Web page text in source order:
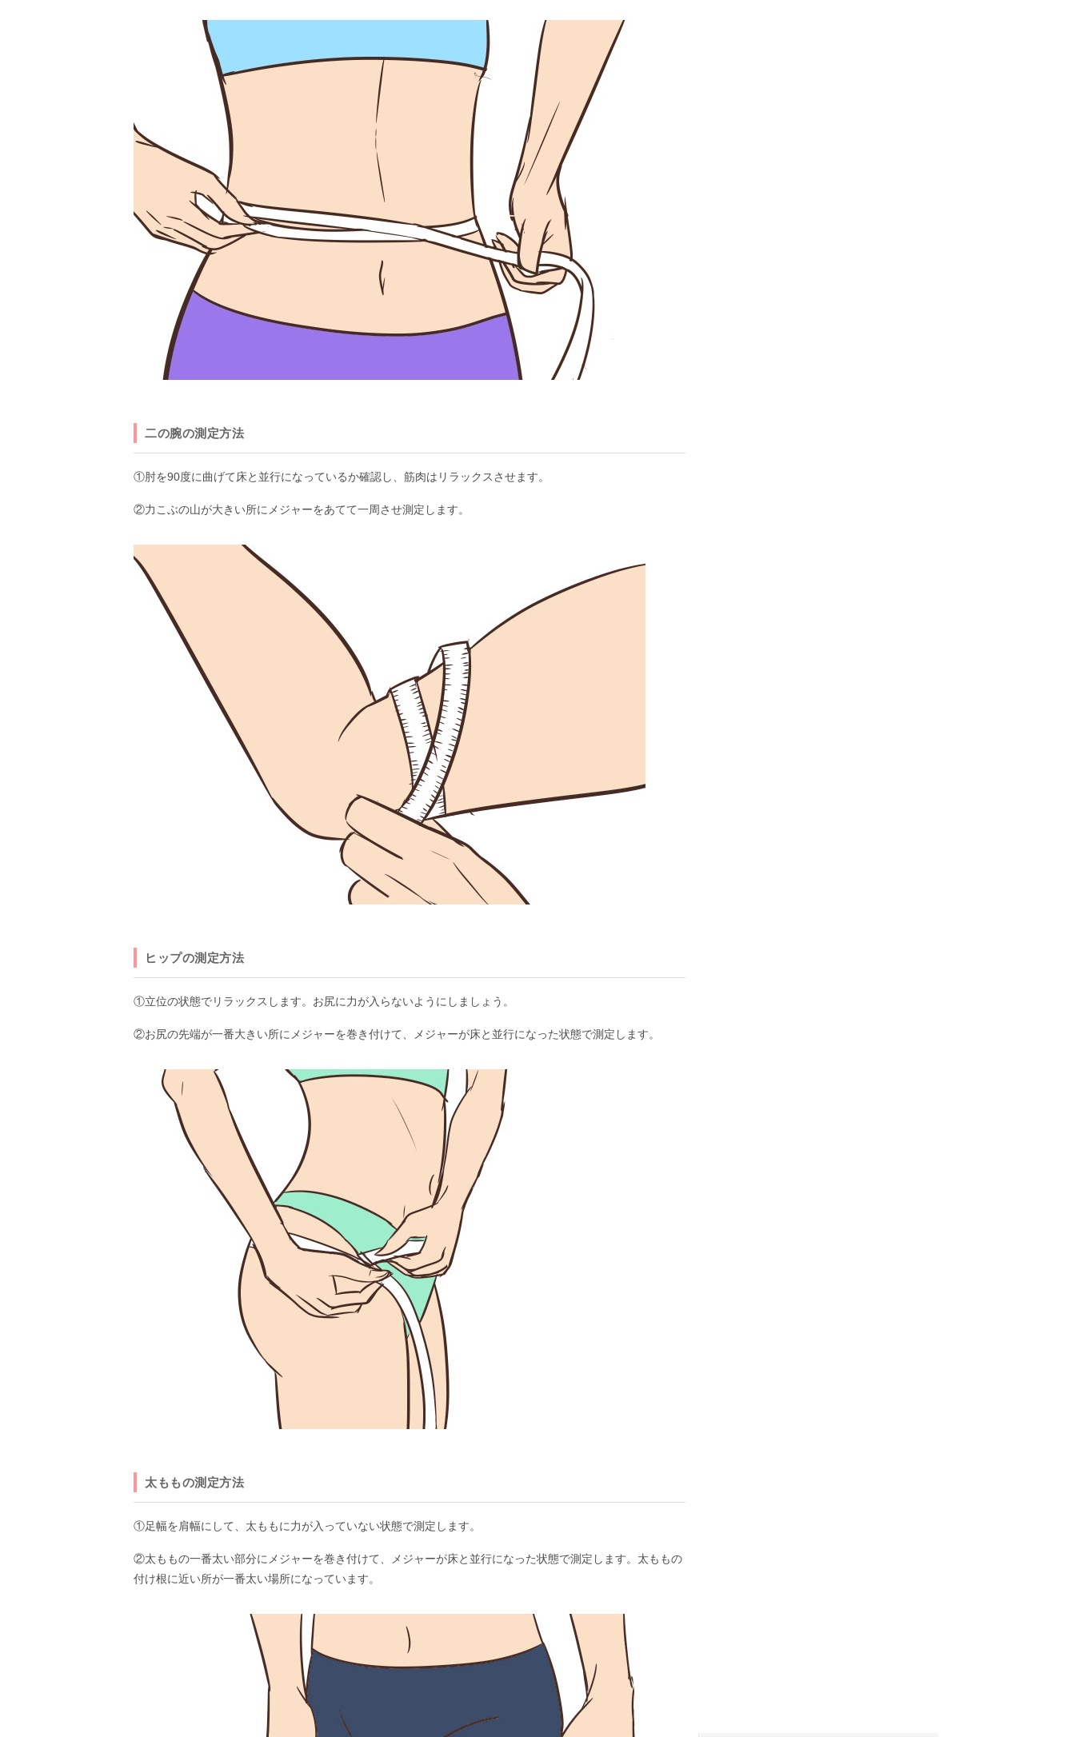
二の腕の測定方法
①肘を90度に曲げて床と並行になっているか確認し、筋肉はリラックスさせます。
②力こぶの山が大きい所にメジャーをあてて一周させ測定します。
ヒップの測定方法
①立位の状態でリラックスします。お尻に力が入らないようにしましょう。
②お尻の先端が一番大きい所にメジャーを巻き付けて、メジャーが床と並行になった状態で測定します。
太ももの測定方法
①足幅を肩幅にして、太ももに力が入っていない状態で測定します。
②太ももの一番太い部分にメジャーを巻き付けて、メジャーが床と並行になった状態で測定します。太ももの
付け根に近い所が一番太い場所になっています。